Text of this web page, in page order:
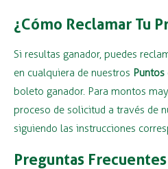
¿Cómo Reclamar Tu
Si resultas ganador, puedes
en cualquiera de nuestros Puntos
boleto ganador. Para montos
proceso de solicitud a través de
siguiendo las instrucciones
Preguntas Frecuentes